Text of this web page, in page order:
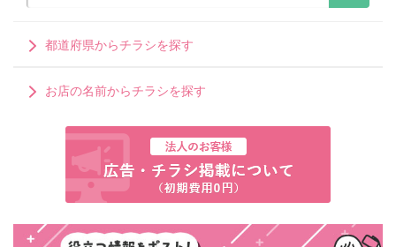
都道府県からチラシを探す
お店の名前からチラシを探す